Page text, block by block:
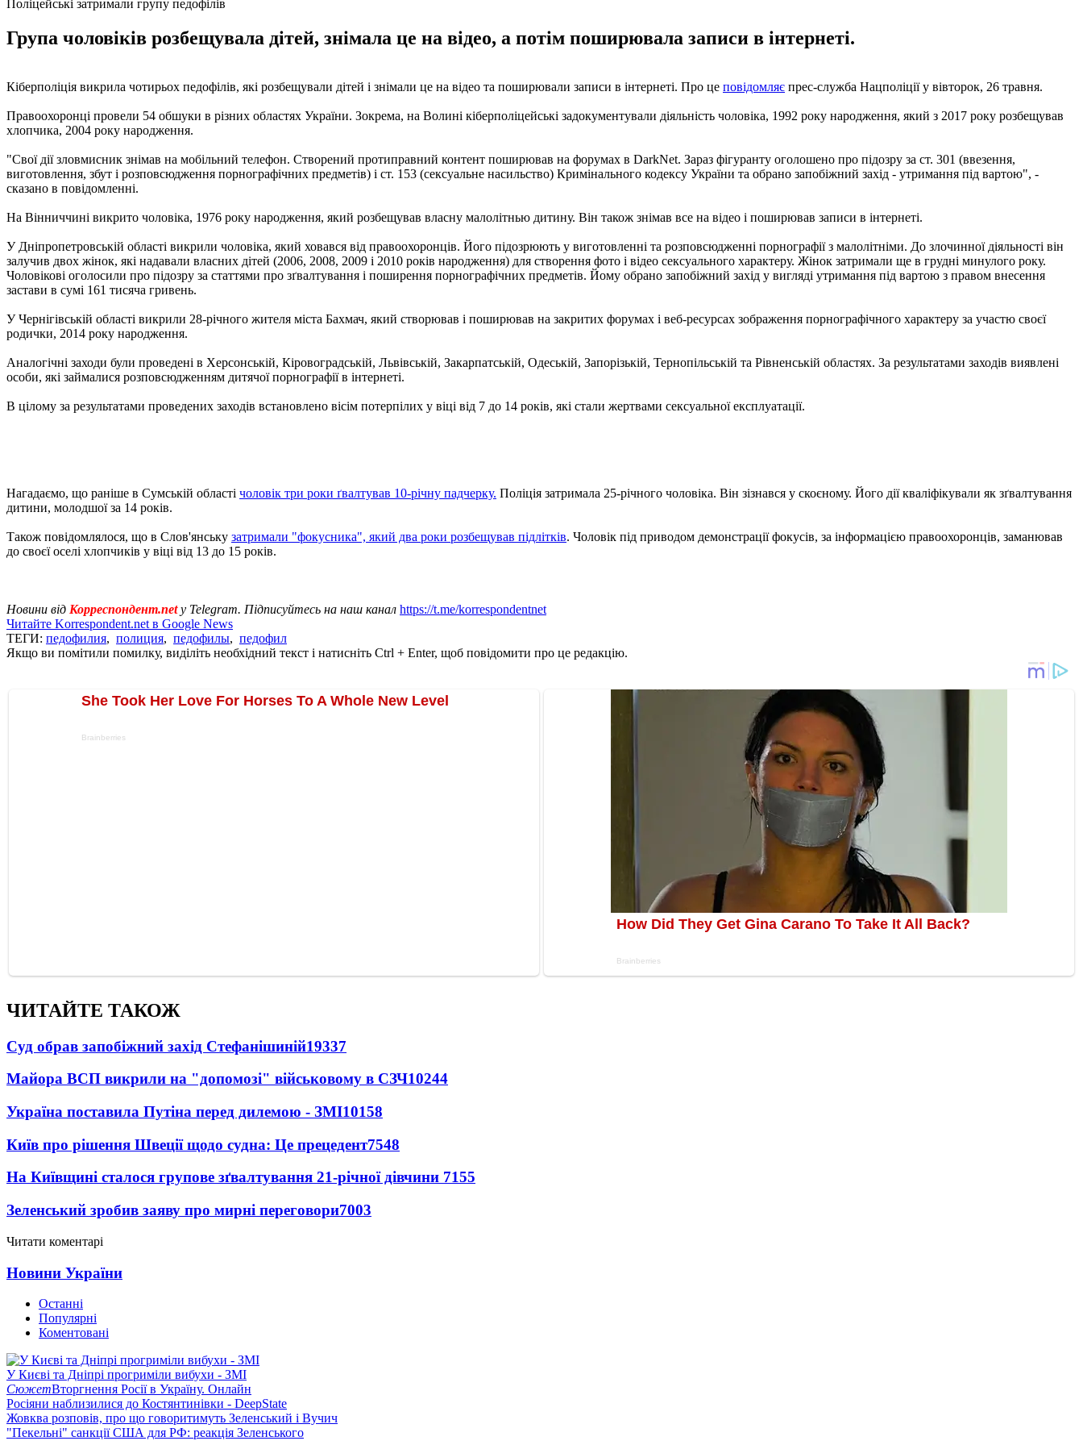
Поліцейські затримали групу педофілів
Група чоловіків розбещувала дітей, знімала це на відео, а потім поширювала записи в інтернеті.
Кіберполіція викрила чотирьох педофілів, які розбещували дітей і знімали це на відео та поширювали записи в інтернеті. Про це повідомляє прес-служба Нацполіції у вівторок, 26 травня.
Правоохоронці провели 54 обшуки в різних областях України. Зокрема, на Волині кіберполіцейські задокументували діяльність чоловіка, 1992 року народження, який з 2017 року розбещував
хлопчика, 2004 року народження.
"Свої дії зловмисник знімав на мобільний телефон. Створений протиправний контент поширював на форумах в DarkNet. Зараз фігуранту оголошено про підозру за ст. 301 (ввезення,
виготовлення, збут і розповсюдження порнографічних предметів) і ст. 153 (сексуальне насильство) Кримінального кодексу України та обрано запобіжний захід - утримання під вартою", -
сказано в повідомленні.
На Вінниччині викрито чоловіка, 1976 року народження, який розбещував власну малолітнью дитину. Він також знімав все на відео і поширював записи в інтернеті.
У Дніпропетровській області викрили чоловіка, який ховався від правоохоронців. Його підозрюють у виготовленні та розповсюдженні порнографії з малолітніми. До злочинної діяльності він
залучив двох жінок, які надавали власних дітей (2006, 2008, 2009 і 2010 років народження) для створення фото і відео сексуального характеру. Жінок затримали ще в грудні минулого року.
Чоловікові оголосили про підозру за статтями про зґвалтування і поширення порнографічних предметів. Йому обрано запобіжний захід у вигляді утримання під вартою з правом внесення
застави в сумі 161 тисяча гривень.
У Чернігівській області викрили 28-річного жителя міста Бахмач, який створював і поширював на закритих форумах і веб-ресурсах зображення порнографічного характеру за участю своєї
родички, 2014 року народження.
Аналогічні заходи були проведені в Херсонській, Кіровоградській, Львівській, Закарпатській, Одеській, Запорізькій, Тернопільській та Рівненській областях. За результатами заходів виявлені
особи, які займалися розповсюдженням дитячої порнографії в інтернеті.
В цілому за результатами проведених заходів встановлено вісім потерпілих у віці від 7 до 14 років, які стали жертвами сексуальної експлуатації.
Нагадаємо, що раніше в Сумській області чоловік три роки ґвалтував 10-річну падчерку. Поліція затримала 25-річного чоловіка. Він зізнався у скоєному. Його дії кваліфікували як зґвалтування
дитини, молодшої за 14 років.
Також повідомлялося, що в Слов'янську затримали "фокусника", який два роки розбещував підлітків. Чоловік під приводом демонстрації фокусів, за інформацією правоохоронців, заманював
до своєї оселі хлопчиків у віці від 13 до 15 років.
Новини від Корреспондент.net у Telegram. Підписуйтесь на наш канал https://t.me/korrespondentnet
Читайте Korrespondent.net в Google News
ТЕГИ: педофилия, полиция, педофилы, педофил
Якщо ви помітили помилку, виділіть необхідний текст і натисніть Ctrl + Enter, щоб повідомити про це редакцію.
ЧИТАЙТЕ ТАКОЖ
Суд обрав запобіжний захід Стефанішиній19337
Майора ВСП викрили на "допомозі" військовому в СЗЧ10244
Україна поставила Путіна перед дилемою - ЗМІ10158
Київ про рішення Швеції щодо судна: Це прецедент7548
На Київщині сталося групове зґвалтування 21-річної дівчини 7155
Зеленський зробив заяву про мирні переговори7003
Читати коментарі
Новини України
Останні
Популярні
Коментовані
У Києві та Дніпрі прогриміли вибухи - ЗМІ
СюжетВторгнення Росії в Україну. Онлайн
Росіяни наблизилися до Костянтинівки - DeepState
Жовква розповів, про що говоритимуть Зеленський і Вучич
"Пекельні" санкції США для РФ: реакція Зеленського